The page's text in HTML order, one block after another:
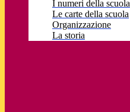
I numeri della scuola
Le carte della scuola
Organizzazione
La storia